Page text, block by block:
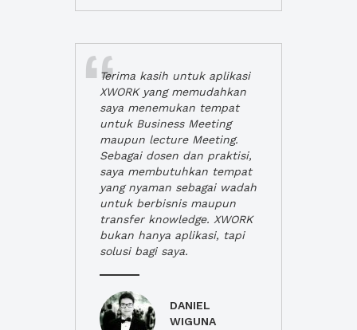
Terima kasih untuk aplikasi
XWORK yang memudahkan
saya menemukan tempat
untuk Business Meeting
maupun lecture Meeting.
Sebagai dosen dan praktisi,
saya membutuhkan tempat
yang nyaman sebagai wadah
untuk berbisnis maupun
transfer knowledge. XWORK
bukan hanya aplikasi, tapi
solusi bagi saya.
DANIEL
WIGUNA